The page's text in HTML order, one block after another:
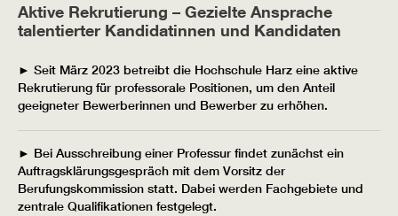
Aktive Rekrutierung – Gezielte Ansprache
talentierter Kandidatinnen und Kandidaten
► Seit März 2023 betreibt die Hochschule Harz eine aktive
Rekrutierung für professorale Positionen, um den Anteil
geeigneter Bewerberinnen und Bewerber zu erhöhen.
► Bei Ausschreibung einer Professur findet zunächst ein
Auftragsklärungsgespräch mit dem Vorsitz der
Berufungskommission statt. Dabei werden Fachgebiete und
zentrale Qualifikationen festgelegt.